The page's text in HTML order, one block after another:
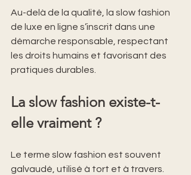
Au-delà de la qualité, la slow fashion
de luxe en ligne s’inscrit dans une
démarche responsable, respectant
les droits humains et favorisant des
pratiques durables.
La slow fashion existe-t-
elle vraiment ?
Le terme slow fashion est souvent
galvaudé, utilisé à tort et à travers.